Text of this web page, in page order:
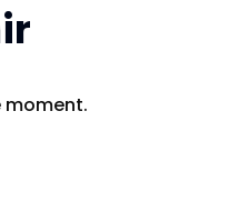
moment.